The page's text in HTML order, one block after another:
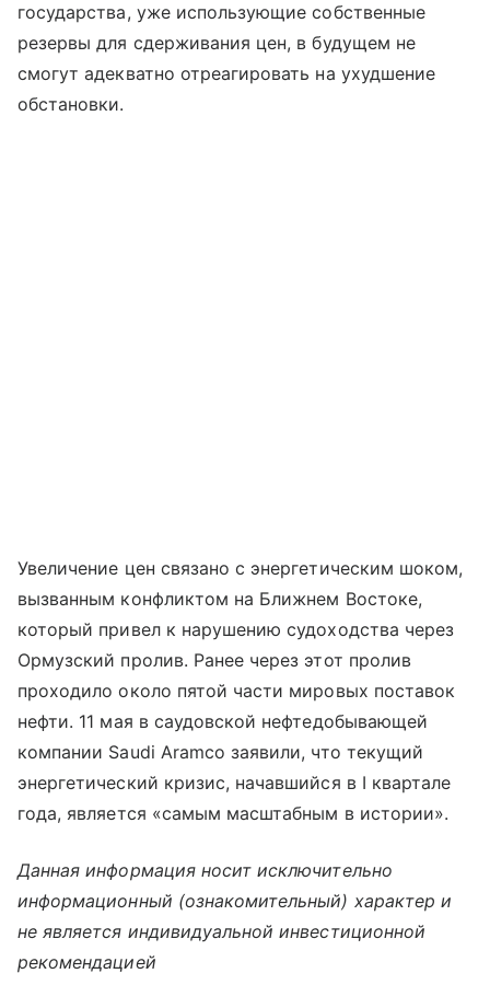
государства, уже использующие собственные
резервы для сдерживания цен, в будущем не
смогут адекватно отреагировать на ухудшение
обстановки.
Увеличение цен связано с энергетическим шоком,
вызванным конфликтом на Ближнем Востоке,
который привел к нарушению судоходства через
Ормузский пролив. Ранее через этот пролив
проходило около пятой части мировых поставок
нефти. 11 мая в саудовской нефтедобывающей
компании Saudi Aramco заявили, что текущий
энергетический кризис, начавшийся в I квартале
года, является «самым масштабным в истории».
Данная информация носит исключительно
информационный (ознакомительный) характер и
не является индивидуальной инвестиционной
рекомендацией